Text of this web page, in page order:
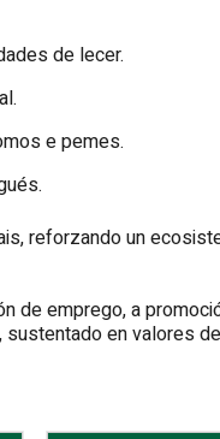
de lecer.
e pemes.
reforzando un
de emprego, a
sustentado en valores de